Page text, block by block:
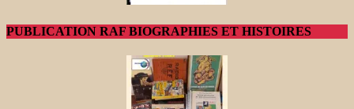
PUBLICATION RAF BIOGRAPHIES ET HISTOIRES